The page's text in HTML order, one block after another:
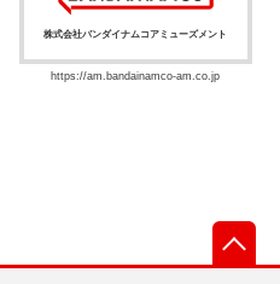
株式会社バンダイナムコアミューズメント
https://am.bandainamco-am.co.jp